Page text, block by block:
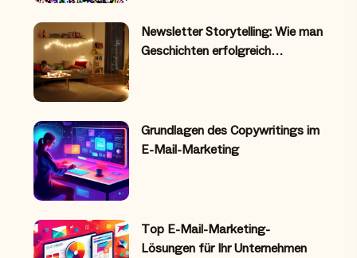
Newsletter Storytelling: Wie man
Geschichten erfolgreich…
Grundlagen des Copywritings im
E-Mail-Marketing
Top E-Mail-Marketing-
Lösungen für Ihr Unternehmen